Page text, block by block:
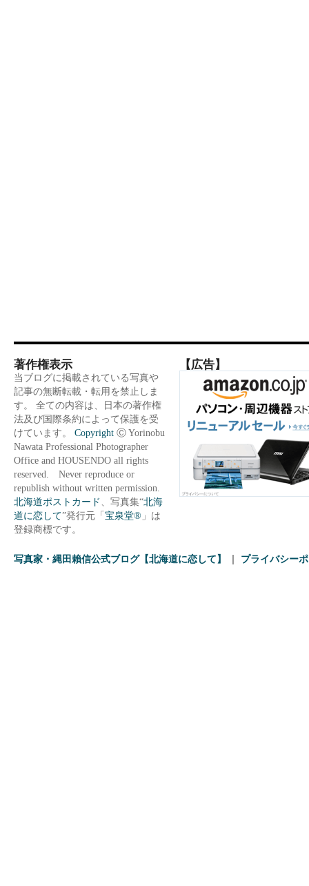
著作権表示
当ブログに掲載されている写真や
記事の無断転載・転用を禁止しま
す。 全ての内容は、日本の著作権
法及び国際条約によって保護を受
けています。 Copyright Ⓒ Yorinobu
Nawata Professional Photographer
Office and HOUSENDO all rights
reserved. Never reproduce or
republish without written permission.
北海道ポストカード
、写真集“北海
道に恋して”発行元「 宝泉堂® 」は
登録商標です。
【広告】
写真家・縄田賴信公式ブログ【北海道に恋して】 プライバシー